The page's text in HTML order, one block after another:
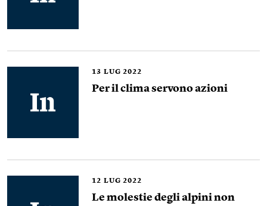
13 LUG 2022
Per il clima servono azioni
12 LUG 2022
Le molestie degli alpini non